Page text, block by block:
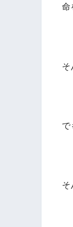
命
そ
で
そ